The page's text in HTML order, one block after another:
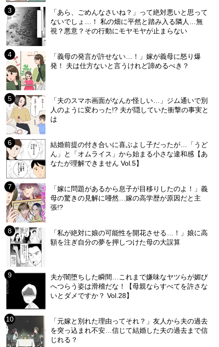
「あら、ごめんなさいね？」って絶対悪いと思って
ないでしょ…！ 私の畑に平然と踏み入る隣人…無
視？悪意？その行動にモヤモヤが止まらない
「義母の発言が許せない…！」嫁が義母に怒り爆
発！ 夫は仕方ないと言うけれど諦めるべき？
「夫のスマホ画面がなんか怪しい…」ジム通いで別
人のように変わった!? 夫が隠していた衝撃の事実と
は
結婚前提の付き合いに喜ぶよし子だったが…「うど
ん」と「オムライス」から始まる小さな違和感【あ
なたが理解できません Vol.5】
「嫁に問題があるから息子が目移りしたのよ！」義
母の驚きの見解に唖然…嫁の高学歴が原因だと主
張!?
「私が絶対に娘の可能性を開花させる…！」娘に高
額を注ぎ自分の夢を押しつけた母の大誤算
夫が闇堕ちした瞬間…これまで嫌味なヤツらが媚び
へつらう姿は滑稽だな！【母親ならすべてを許さな
いとダメですか？ Vol.28】
「元嫁と別れた理由ってそれ？」友人から夫の過去
を突っ込まれ不安…信じて結婚した夫の過去まで信
じれる？